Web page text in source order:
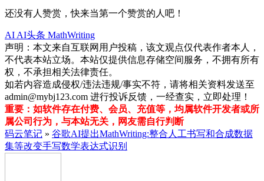
还没有人赞赏，快来当第一个赞赏的人吧！
AI AI头条 MathWriting
声明：本文来自互联网用户投稿，该文观点仅代表作者本人，
不代表本站立场。本站仅提供信息存储空间服务，不拥有所有
权，不承担相关法律责任。
如若内容造成侵权/违法违规/事实不符，请将相关资料发送至
admin@mybj123.com 进行投诉反馈，一经查实，立即处理！
重要：如软件存在付费、会员、充值等，均属软件开发者或所
属公司行为，与本站无关，网友需自行判断
码云笔记 » 谷歌AI提出MathWriting:整合人工书写和合成数据
集等改变手写数学表达式识别